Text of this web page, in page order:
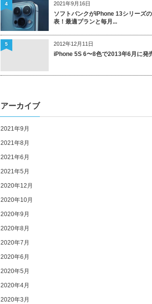
2021年9月16日
ソフトバンクがiPhone 13シリーズ
表！最適プランと毎月...
4
2012年12月11日
iPhone 5S 6〜8色で2013年6月に発
5
アーカイブ
2021年9月
2021年8月
2021年6月
2021年5月
2020年12月
2020年10月
2020年9月
2020年8月
2020年7月
2020年6月
2020年5月
2020年4月
2020年3月